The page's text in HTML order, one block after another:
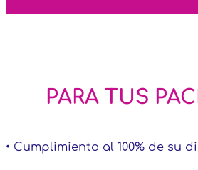
PARA TUS
• Cumplimiento al 100% de su